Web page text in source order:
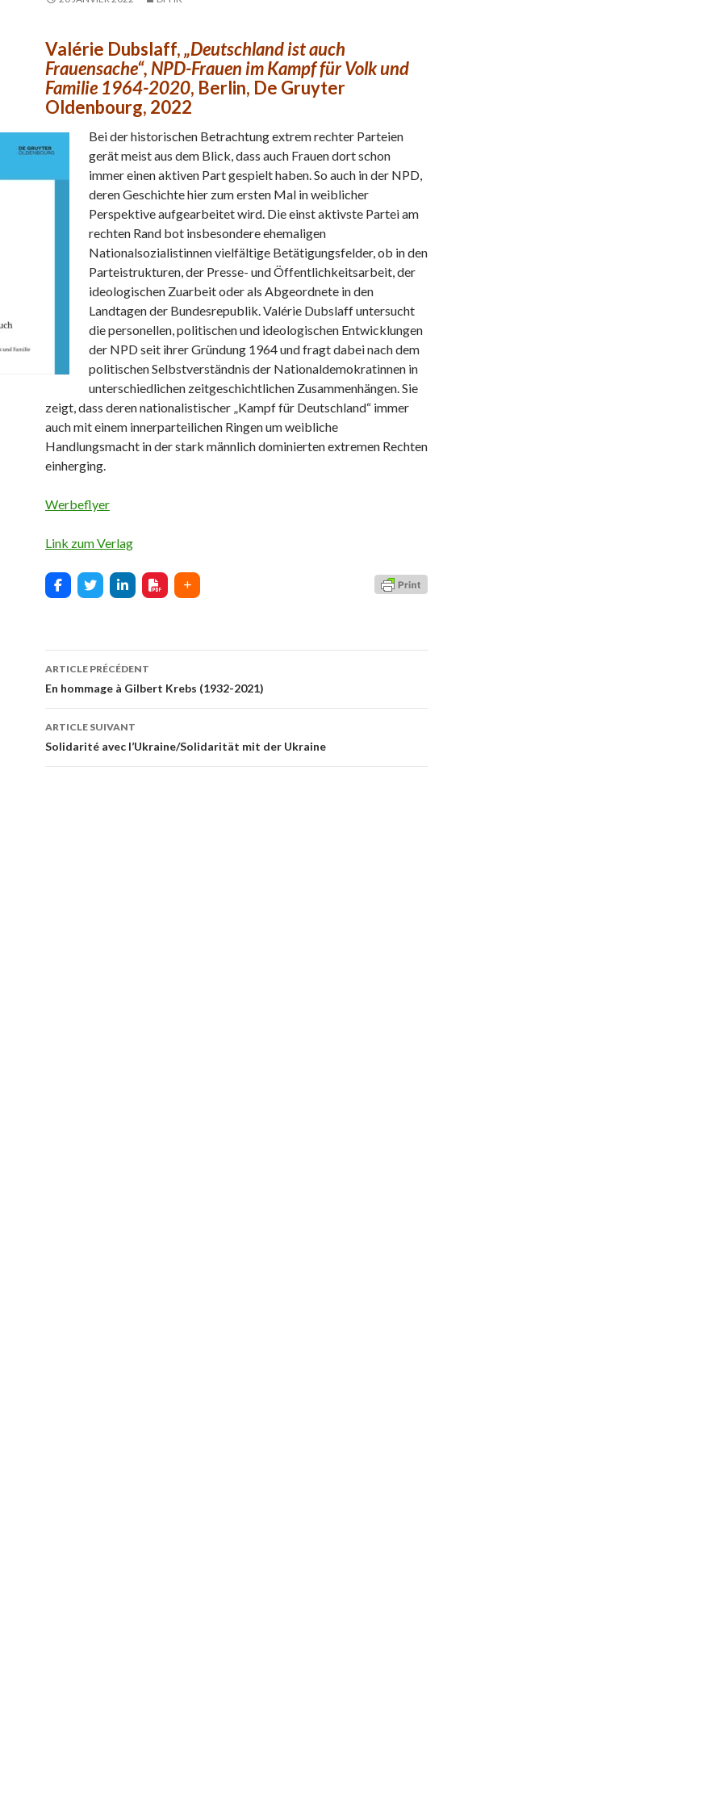
Valérie Dubslaff,„Deutschland ist auch
Frauensache“, NPD-Frauen im Kampf für Volk und
Familie 1964-2020, Berlin, De Gruyter
Oldenbourg, 2022
Bei der historischen Betrachtung extrem rechter Parteien
gerät meist aus dem Blick, dass auch Frauen dort schon
immer einen aktiven Part gespielt haben. So auch in der NPD,
deren Geschichte hier zum ersten Mal in weiblicher
Perspektive aufgearbeitet wird. Die einst aktivste Partei am
rechten Rand bot insbesondere ehemaligen
Nationalsozialistinnen vielfältige Betätigungsfelder, ob in den
Parteistrukturen, der Presse- und Öffentlichkeitsarbeit, der
ideologischen Zuarbeit oder als Abgeordnete in den
Landtagen der Bundesrepublik. Valérie Dubslaff untersucht
die personellen, politischen und ideologischen Entwicklungen
der NPD seit ihrer Gründung 1964 und fragt dabei nach dem
politischen Selbstverständnis der Nationaldemokratinnen in
unterschiedlichen zeitgeschichtlichen Zusammenhängen. Sie
zeigt, dass deren nationalistischer „Kampf für Deutschland“ immer
auch mit einem innerparteilichen Ringen um weibliche
Handlungsmacht in der stark männlich dominierten extremen Rechten
einherging.
Werbeflyer
Link zum Verlag
Navigation
des
articles
ARTICLE PRÉCÉDENT
En hommage à Gilbert Krebs (1932-2021)
ARTICLE SUIVANT
Solidarité avec l’Ukraine/Solidarität mit der Ukraine